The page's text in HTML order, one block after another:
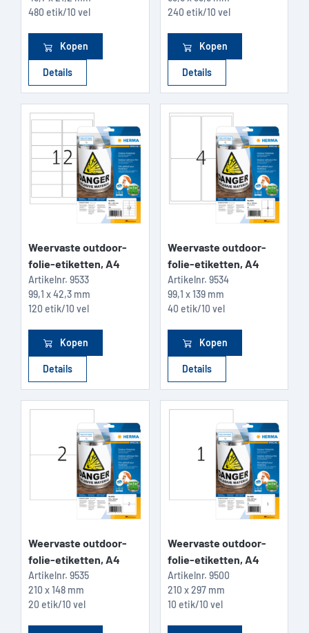
480 etik/10 vel
Kopen
Details
240 etik/10 vel
Kopen
Details
Weervaste outdoor-
folie-etiketten, A4
Artikelnr. 9533
99,1 x 42,3 mm
120 etik/10 vel
Kopen
Details
Weervaste outdoor-
folie-etiketten, A4
Artikelnr. 9534
99,1 x 139 mm
40 etik/10 vel
Kopen
Details
Weervaste outdoor-
folie-etiketten, A4
Artikelnr. 9535
210 x 148 mm
20 etik/10 vel
Weervaste outdoor-
folie-etiketten, A4
Artikelnr. 9500
210 x 297 mm
10 etik/10 vel